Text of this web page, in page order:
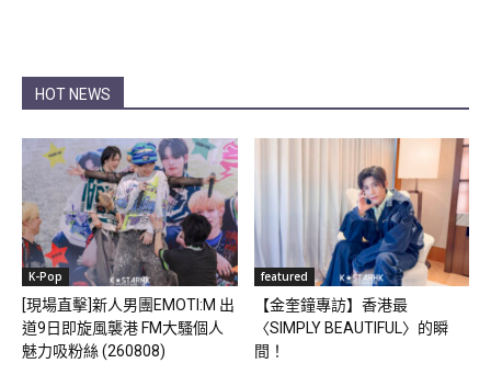
HOT NEWS
K-Pop
[現場直擊]新人男團EMOTI:M 出
道9日即旋風襲港 FM大騷個人
魅力吸粉絲 (260808)
featured
【金奎鐘專訪】香港最
〈SIMPLY BEAUTIFUL〉的瞬
間！